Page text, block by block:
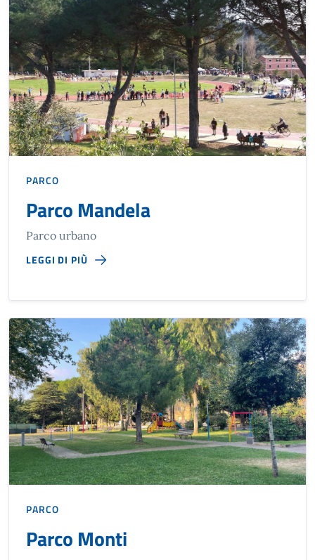
PARCO
Parco Mandela
Parco urbano
LEGGI DI PIÙ
PARCO
Parco Monti